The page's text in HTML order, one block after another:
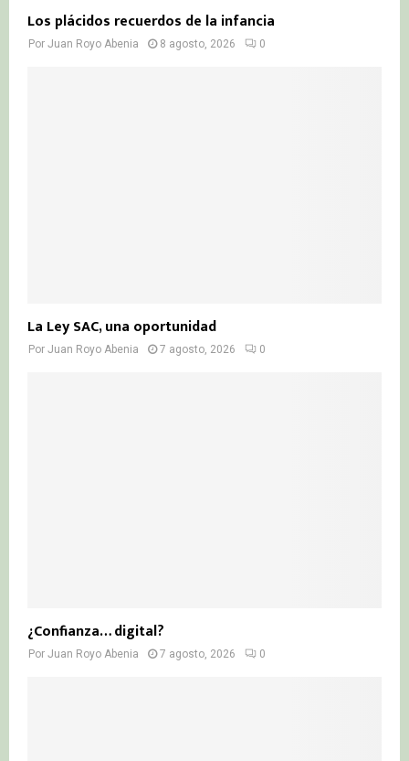
Los plácidos recuerdos de la infancia
Por Juan Royo Abenia 8 agosto, 2026 0
La Ley SAC, una oportunidad
Por Juan Royo Abenia 7 agosto, 2026 0
¿Confianza… digital?
Por Juan Royo Abenia 7 agosto, 2026 0